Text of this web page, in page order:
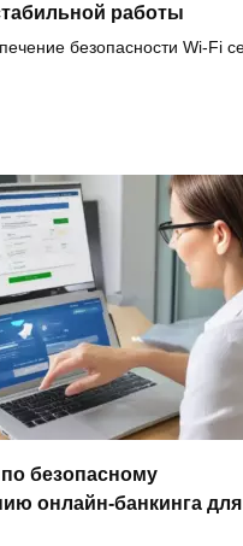
работы
безопасности Wi-Fi
безопасному
онлайн-банкинга для